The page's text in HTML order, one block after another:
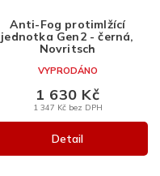
Anti-Fog protimlžící
jednotka Gen2 - černá,
Novritsch
VYPRODÁNO
1 347 Kč bez DPH
1 630 Kč
Detail